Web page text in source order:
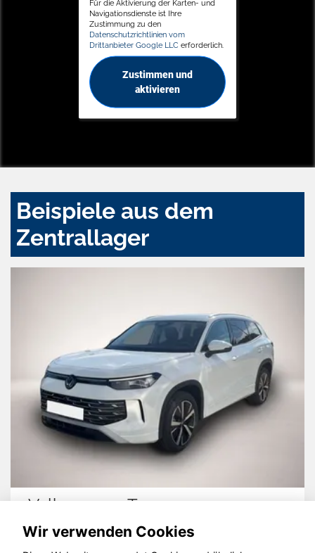
Für die Aktivierung der Karten- und
Navigationsdienste ist Ihre
Zustimmung zu den
Datenschutzrichtlinien vom
Drittanbieter Google LLC erforderlich.
Zustimmen und
aktivieren
Beispiele aus dem
Zentrallager
Hyundai
Wir verwenden Cookies